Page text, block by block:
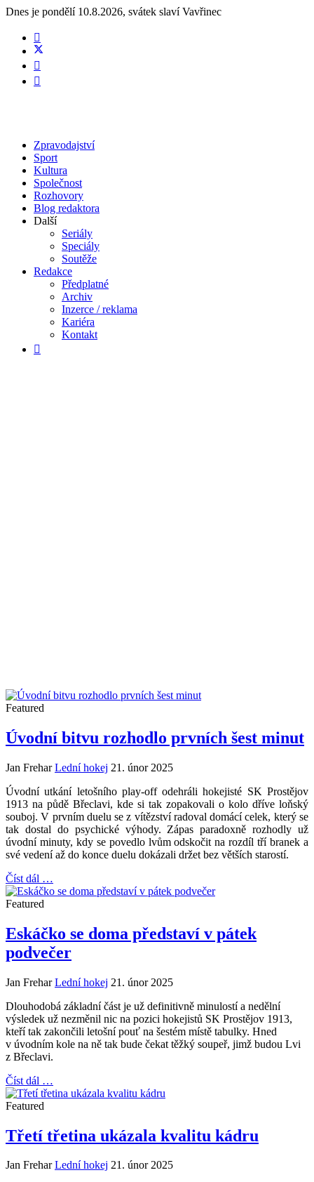
Dnes je pondělí 10.8.2026, svátek slavíVavřinec
Zpravodajství
Sport
Kultura
Společnost
Rozhovory
Blog redaktora
Další
Seriály
Speciály
Soutěže
Redakce
Předplatné
Archiv
Inzerce / reklama
Kariéra
Kontakt
Featured
Úvodní bitvu rozhodlo prvních šest minut
Jan Frehar Lední hokej 21. únor 2025
Úvodní utkání letošního play-off odehráli hokejisté SK Prostějov
1913 na půdě Břeclavi, kde si tak zopakovali o kolo dříve loňský
souboj. V prvním duelu se z vítězství radoval domácí celek, který se
tak dostal do psychické výhody. Zápas paradoxně rozhodly už
úvodní minuty, kdy se povedlo lvům odskočit na rozdíl tří branek a
své vedení až do konce duelu dokázali držet bez větších starostí.
Číst dál …
Featured
Eskáčko se doma představí v pátek
podvečer
Jan Frehar Lední hokej 21. únor 2025
Dlouhodobá základní část je už definitivně minulostí a nedělní
výsledek už nezměnil nic na pozici hokejistů SK Prostějov 1913,
kteří tak zakončili letošní pouť na šestém místě tabulky. Hned
v úvodním kole na ně tak bude čekat těžký soupeř, jimž budou Lvi
z Břeclavi.
Číst dál …
Featured
Třetí třetina ukázala kvalitu kádru
Jan Frehar Lední hokej 21. únor 2025